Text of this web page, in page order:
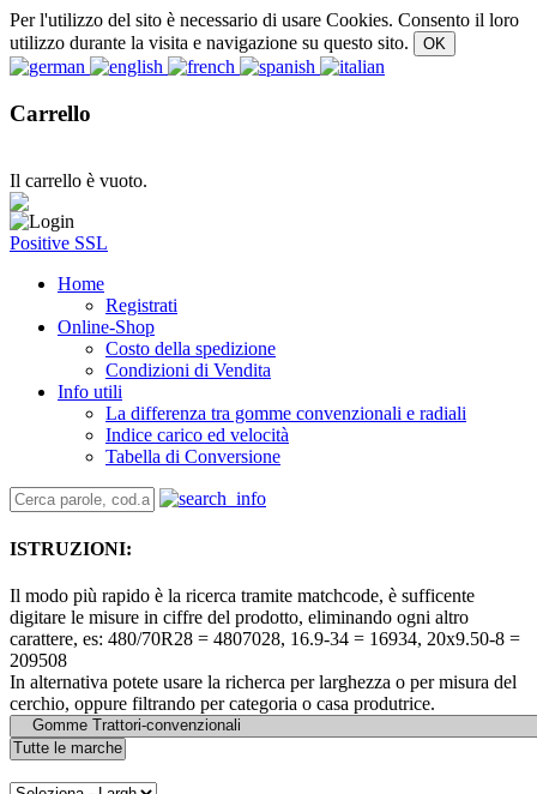
Per l'utilizzo del sito è necessario di usare Cookies. Consento il loro
utilizzo durante la visita e navigazione su questo sito.
Carrello
Il carrello è vuoto.
Positive SSL
Home
Registrati
Online-Shop
Costo della spedizione
Condizioni di Vendita
Info utili
La differenza tra gomme convenzionali e radiali
Indice carico ed velocità
Tabella di Conversione
ISTRUZIONI:
Il modo più rapido è la ricerca tramite matchcode, è sufficente
digitare le misure in ciffre del prodotto, eliminando ogni altro
carattere, es: 480/70R28 = 4807028, 16.9-34 = 16934, 20x9.50-8 =
209508
In alternativa potete usare la richerca per larghezza o per misura del
cerchio, oppure filtrando per categoria o casa produtrice.